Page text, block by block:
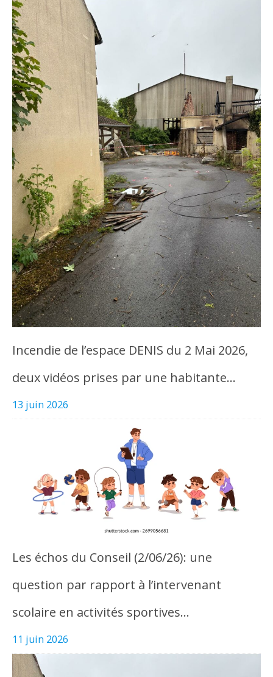
Incendie de l’espace DENIS du 2 Mai 2026,
deux vidéos prises par une habitante…
13 juin 2026
Les échos du Conseil (2/06/26): une
question par rapport à l’intervenant
scolaire en activités sportives…
11 juin 2026